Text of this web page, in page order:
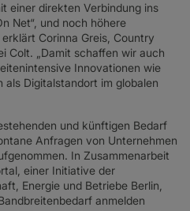
einer direkten Verbindung ins
Net“, und noch höhere
Corinna Greis, Country
Colt. „Damit schaffen wir auch
Innovationen wie
als Digitalstandort im globalen
und künftigen Bedarf
Anfragen von Unternehmen
In Zusammenarbeit
einer Initiative der
Energie und Betriebe Berlin,
anmelden